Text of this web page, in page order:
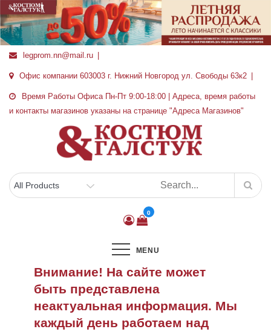
Перейти
к
содержимому
legprom.nn@mail.ru
Офис компании 603003 г. Нижний Новгород ул. Свободы 63к2
Время Работы Офиса Пн-Пт 9:00-18:00 | Адреса, время работы
и контакты магазинов указаны на странице "Адреса Магазинов"
0
MENU
Внимание! На сайте может
быть представлена
неактуальная информация. Мы
каждый день работаем над